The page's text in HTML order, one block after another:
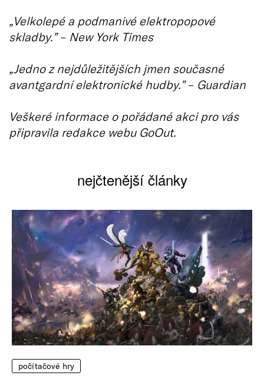
„Velkolepé a podmanivé elektropopové
skladby.”– New York Times
„Jedno z nejdůležitějších jmen současné
avantgardní elektronické hudby.”– Guardian
Veškeré informace o pořádané akci pro vás
připravila redakce webu GoOut.
nejčtenější články
počítačové hry